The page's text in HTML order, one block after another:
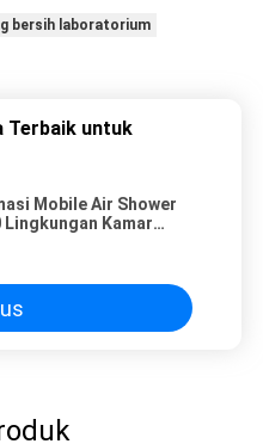
bersih laboratorium
Terbaik untuk
Mobile Air Shower
Lingkungan Kamar